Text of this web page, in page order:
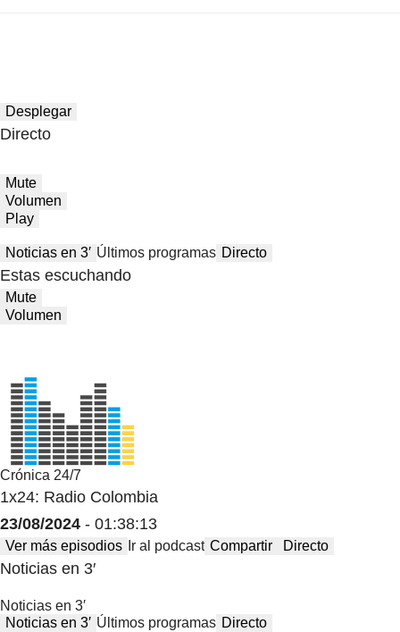
Desplegar
Directo
Mute
Volumen
Play
Noticias en 3′ Últimos programas Directo
Estas escuchando
Mute
Volumen
Crónica 24/7
1x24: Radio Colombia
23/08/2024 - 01:38:13
Ver más episodios Ir al podcast Compartir Directo
Noticias en 3′
Noticias en 3′
Noticias en 3′ Últimos programas Directo